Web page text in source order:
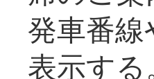
発車番
表示す